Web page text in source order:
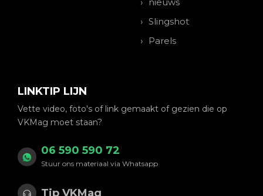
Slingshot
Parels
LINKTIP LIJN
Vette video, foto's of link gemaakt of gezien die op
VKMag moet staan?
06 590 590 72
Stuur ons materiaal via Whatsapp
Tip VKMag